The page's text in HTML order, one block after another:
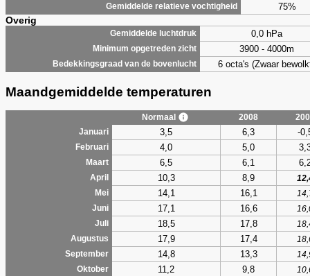
Gemiddelde relatieve vochtigheid 75%
Overig
Gemiddelde luchtdruk 0,0 hPa
Minimum opgetreden zicht 3900 - 4000m
Bedekkingsgraad van de bovenlucht 6 octa's (Zwaar
Maandgemiddelde temperaturen
Normaal 2008
Januari
3,5 6,3 -
Februari 4,0 5,0
Maart 6,5 6,1
April 10,3 8,9
Mei
14,1 16,1
Juni
17,1 16,6
Juli
18,5 17,8
Augustus
17,9 17,4
September
14,8 13,3
Oktober
11,2 9,8